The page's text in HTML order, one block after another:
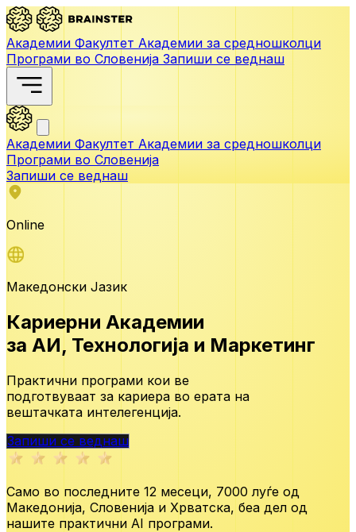
Академии Факултет Академии за средношколци
Програми во Словенија Запиши се веднаш
Академии Факултет Академии за средношколци
Програми во Словенија
Запиши се веднаш
Online
Македонски Јазик
Кариерни Академии
за АИ, Технологија и Маркетинг
Практични програми кои ве
подготвуваат за кариера во ерата на
вештачката интелегенција.
Запиши се веднаш
Само во последните 12 месеци, 7000 луѓе од
Македонија, Словенија и Хрватска, беа дел од
нашите практични AI програми.